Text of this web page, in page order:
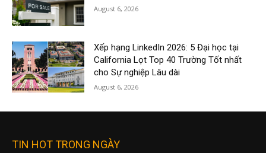
August 6, 2026
Xếp hạng LinkedIn 2026: 5 Đại học tại
California Lọt Top 40 Trường Tốt nhất
cho Sự nghiệp Lâu dài
August 6, 2026
TIN HOT TRONG NGÀY